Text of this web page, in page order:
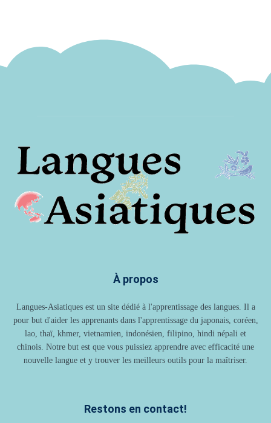
À propos
Langues-Asiatiques est un site dédié à l'apprentissage des langues. Il a
pour but d'aider les apprenants dans l'apprentissage du japonais, coréen,
lao, thaï, khmer, vietnamien, indonésien, filipino, hindi népali et
chinois. Notre but est que vous puissiez apprendre avec efficacité une
nouvelle langue et y trouver les meilleurs outils pour la maîtriser.
Restons en contact!